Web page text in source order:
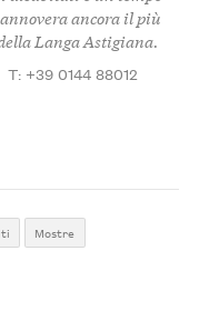
ancora il più
Langa Astigiana.
T: +39 0144 88012
Mostre